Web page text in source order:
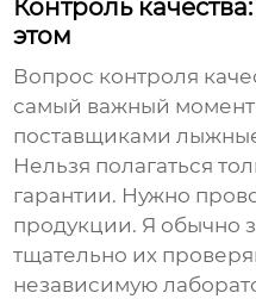
Контроль
этом
Вопрос контроля
самый важный момент
поставщиками
Нельзя полагаться
гарантии. Нужно
продукции. Я обычно
тщательно их
независимую